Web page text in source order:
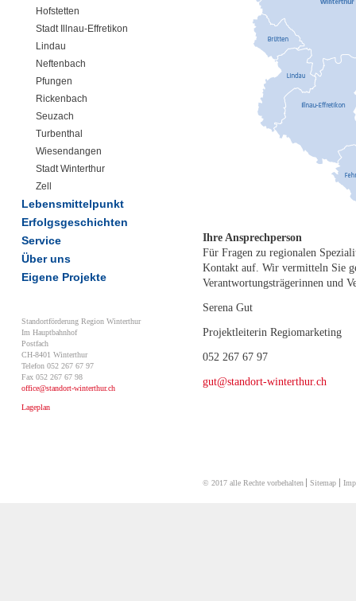
Hofstetten
Stadt Illnau-Effretikon
Lindau
Neftenbach
Pfungen
Rickenbach
Seuzach
Turbenthal
Wiesendangen
Stadt Winterthur
Zell
Lebensmittelpunkt
Erfolgsgeschichten
Service
Über uns
Eigene Projekte
Standortförderung Region Winterthur
Im Hauptbahnhof
Postfach
CH-8401 Winterthur
Telefon 052 267 67 97
Fax 052 267 67 98
office@standort-winterthur.ch
Lageplan
Ihre Ansprechperson
Für Fragen zu regionalen
Kontakt auf. Wir vermitteln Sie
Verantwortungsträgerinnen und
Serena Gut
Projektleiterin Regiomarketing
052 267 67 97
gut@standort-winterthur.ch
© 2017 alle Rechte vorbehalten Sitemap